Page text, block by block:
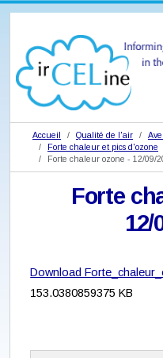
Accueil Qualité de l'air
Forte chaleur et pics d'ozone
Forte chaleur ozone - 12/09/
Forte
12/
Download
153.0380859375 KB